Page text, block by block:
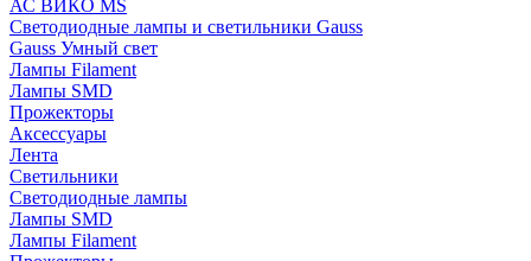
АС ВИКО MS
Светодиодные лампы и светильники Gauss
Gauss Умный свет
Лампы Filament
Лампы SMD
Прожекторы
Аксессуары
Лента
Светильники
Светодиодные лампы
Лампы SMD
Лампы Filament